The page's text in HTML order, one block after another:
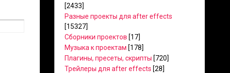
[2433]
Разные проекты для after effects
[15327]
Сборники проектов [17]
Музыка к проектам [178]
Плагины, пресеты, скрипты [720]
Трейлеры для after effects [28]